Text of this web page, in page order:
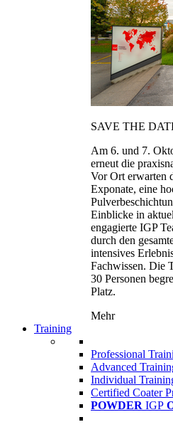
SAVE THE
Am 6. und 7.
erneut die
Vor Ort erwarten
Exponate, eine
Einblicke in
engagierte IGP
durch den
intensives
Fachwissen. Die
30 Personen
Platz.
Mehr
Training
Professional
Advanced
Individual
Certified Coater
POWDER IGP